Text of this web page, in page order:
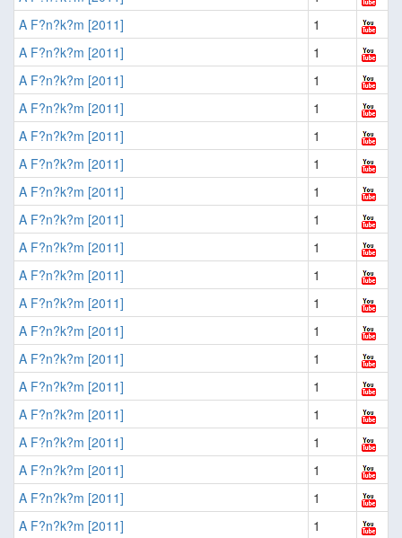
A F?n?k?m [2011]
1
A F?n?k?m [2011]
1
A F?n?k?m [2011]
1
A F?n?k?m [2011]
1
A F?n?k?m [2011]
1
A F?n?k?m [2011]
1
A F?n?k?m [2011]
1
A F?n?k?m [2011]
1
A F?n?k?m [2011]
1
A F?n?k?m [2011]
1
A F?n?k?m [2011]
1
A F?n?k?m [2011]
1
A F?n?k?m [2011]
1
A F?n?k?m [2011]
1
A F?n?k?m [2011]
1
A F?n?k?m [2011]
1
A F?n?k?m [2011]
1
A F?n?k?m [2011]
1
A F?n?k?m [2011]
1